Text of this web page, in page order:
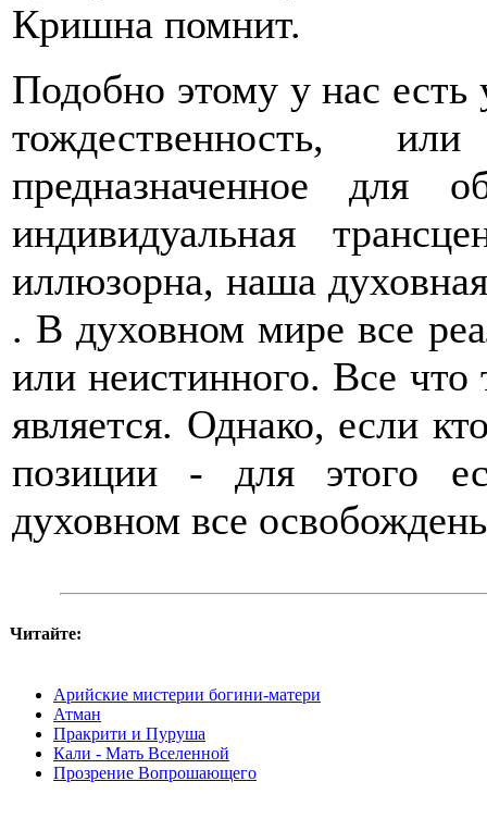
Кришна помнит.
Подобно этому у нас есть
тождественность,
предназначенное
индивидуальная
иллюзорна, наша
. В духовном мире все
или неистинного. Все
является. Однако, если
позиции - для этого
духовном все
Читайте:
Арийские мистерии богини-матери
Атман
Пракрити и Пуруша
Кали - Мать Вселенной
Прозрение Вопрошающего